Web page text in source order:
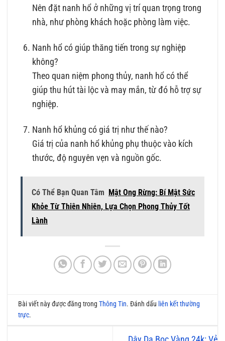
Nên đặt nanh hổ ở những vị trí quan trọng trong
nhà, như phòng khách hoặc phòng làm việc.
Nanh hổ có giúp thăng tiến trong sự nghiệp
không?
Theo quan niệm phong thủy, nanh hổ có thể
giúp thu hút tài lộc và may mắn, từ đó hỗ trợ sự
nghiệp.
Nanh hổ khủng có giá trị như thế nào?
Giá trị của nanh hổ khủng phụ thuộc vào kích
thước, độ nguyên vẹn và nguồn gốc.
Có Thể Bạn Quan Tâm
Mật Ong Rừng: Bí Mật Sức
Khỏe Từ Thiên Nhiên, Lựa Chọn Phong Thủy Tốt
Lành
Bài viết này được đăng trongThông Tin. Đánh dấu liên kết thường
trực.